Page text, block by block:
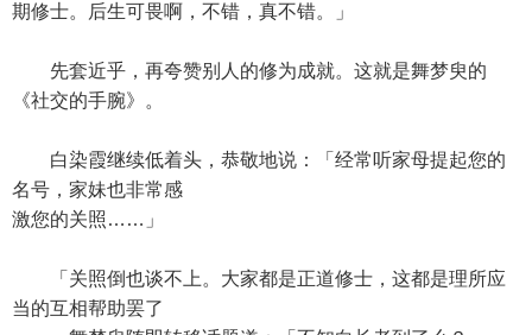
期修士。后生可畏啊，不错，真不错。」
先套近乎，再夸赞别人的修为成就。这就是舞梦臾的
《社交的手腕》。
白染霞继续低着头，恭敬地说：「经常听家母提起您的
名号，家妹也非常感
激您的关照……」
「关照倒也谈不上。大家都是正道修士，这都是理所应
当的互相帮助罢了